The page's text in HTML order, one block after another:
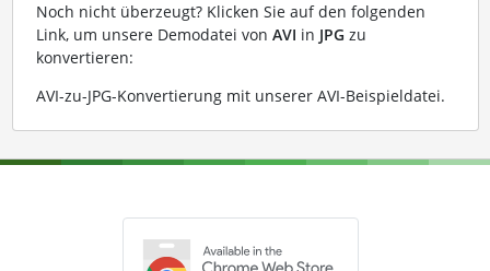
Noch nicht überzeugt? Klicken Sie auf den folgenden
Link, um unsere Demodatei von AVI in JPG zu
konvertieren:
AVI-zu-JPG-Konvertierung mit unserer AVI-Beispieldatei.